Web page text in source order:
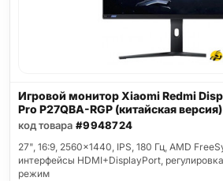
Игровой монитор Xiaomi Redmi
Pro P27QBA-RGP (китайская версия)
код товара #9948724
27", 16:9, 2560x1440, IPS, 180 Гц, AMD
интерфейсы HDMI+DisplayPort,
режим